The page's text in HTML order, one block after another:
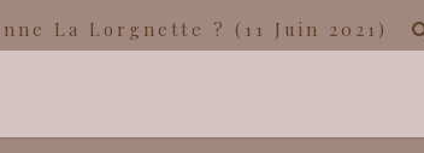
La Lorgnette ? (11 Juin 2021)